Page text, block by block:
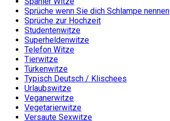
Sprüche wenn Sie dich Schlampe nennen
Sprüche zur Hochzeit
Studentenwitze
Superheldenwitze
Telefon Witze
Tierwitze
Türkenwitze
Typisch Deutsch / Klischees
Urlaubswitze
Veganerwitze
Vegetarierwitze
Versaute Sexwitze